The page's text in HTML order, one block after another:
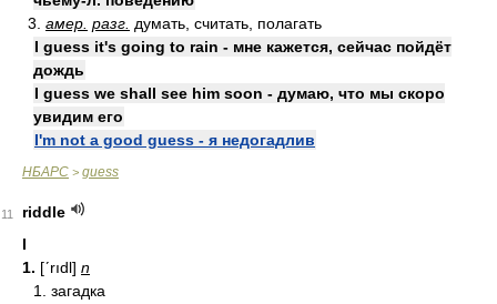
3. амер. разг. думать, считать, полагать
I guess it's going to rain - мне кажется, сейчас пойдёт
дождь
I guess we shall see him soon - думаю, что мы скоро
увидим его
I'm not a good guess - я недогадлив
НБАРС > guess
11
riddle
I
1. [ʹrıdl] n
1. загадка